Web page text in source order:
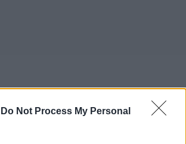
Do Not Process My Personal